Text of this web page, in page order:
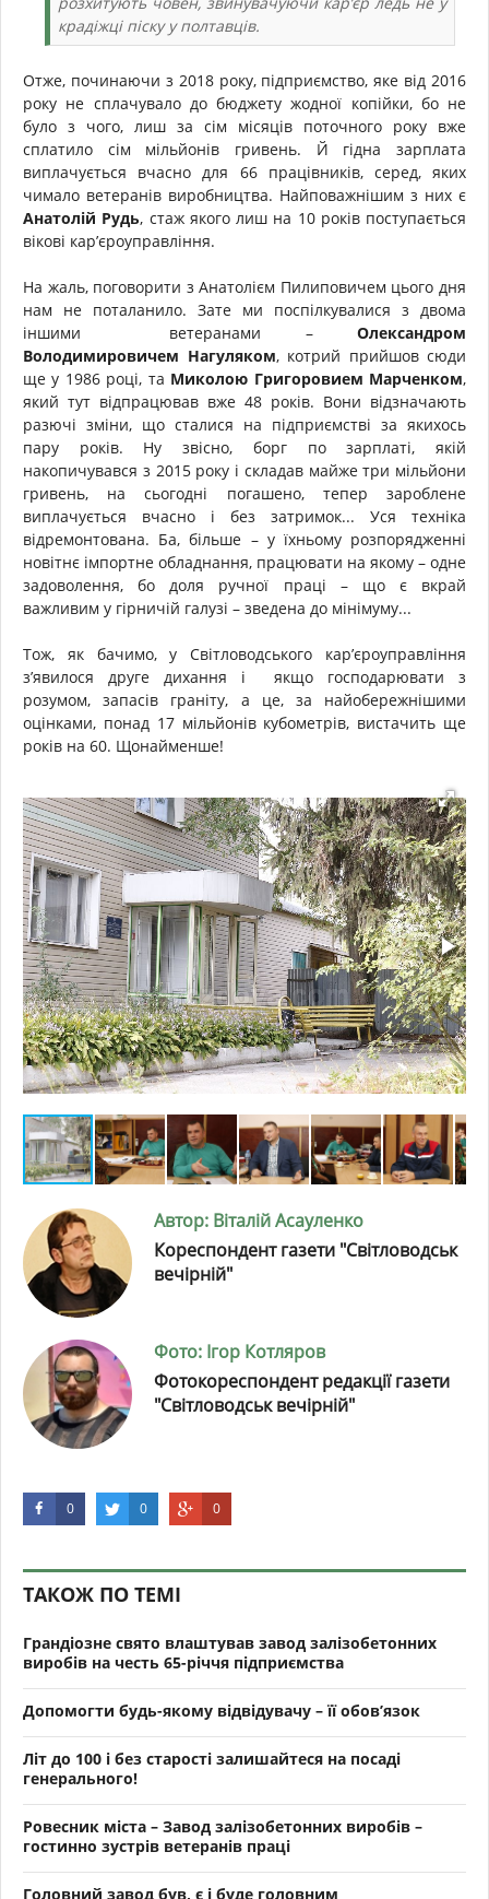
крадіжці піску у полтавців.
Отже, починаючи з 2018 року, підприємство, яке від 2016
року не сплачувало до бюджету жодної копійки, бо не
було з чого, лиш за сім місяців поточного року вже
сплатило сім мільйонів гривень. Й гідна зарплата
виплачується вчасно для 66 працівників, серед, яких
чимало ветеранів виробництва. Найповажнішим з них є
Анатолій Рудь, стаж якого лиш на 10 років поступається
вікові кар’єроуправління.
На жаль, поговорити з Анатолієм Пилиповичем цього дня
нам не поталанило. Зате ми поспілкувалися з двома
іншими ветеранами – Олександром
Володимировичем Нагуляком, котрий прийшов сюди
ще у 1986 році, та Миколою Григоровием Марченком,
який тут відпрацював вже 48 років. Вони відзначають
разючі зміни, що сталися на підприємстві за якихось
пару років. Ну звісно, борг по зарплаті, якій
накопичувався з 2015 року і складав майже три мільйони
гривень, на сьогодні погашено, тепер зароблене
виплачується вчасно і без затримок... Уся техніка
відремонтована. Ба, більше – у їхньому розпорядженні
новітнє імпортне обладнання, працювати на якому – одне
задоволення, бо доля ручної праці – що є вкрай
важливим у гірничій галузі – зведена до мінімуму...
Тож, як бачимо, у Світловодського кар’єроуправління
з’явилося друге дихання і якщо господарювати з
розумом, запасів граніту, а це, за найобережнішими
оцінками, понад 17 мільйонів кубометрів, вистачить ще
років на 60. Щонайменше!
Автор: Віталій Асауленко
Кореспондент газети "Світловодськ
вечірній"
Фото: Ігор Котляров
Фотокореспондент редакції газети
"Світловодськ вечірній"
0 0 0
ТАКОЖ ПО ТЕМІ
Грандіозне свято влаштував завод залізобетонних
виробів на честь 65-річчя підприємства
Допомогти будь-якому відвідувачу – її обов’язок
Літ до 100 і без старості залишайтеся на посаді
генерального!
Ровесник міста – Завод залізобетонних виробів –
гостинно зустрів ветеранів праці
Головний завод був, є і буде головним